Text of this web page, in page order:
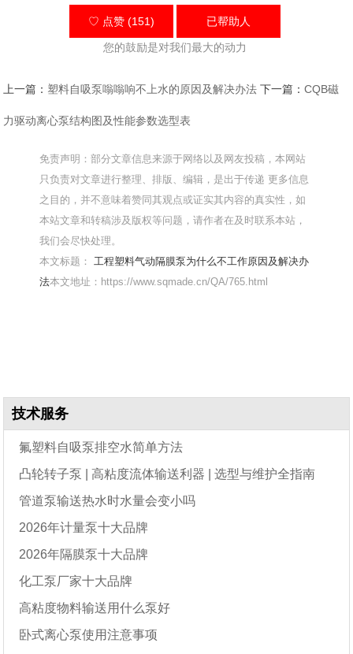
♡ 点赞 (151) 已帮助 人
您的鼓励是对我们最大的动力
上一篇： 塑料自吸泵嗡嗡响不上水的原因及解决办法 下一篇：CQB磁
力驱动离心泵结构图及性能参数选型表
免责声明：部分文章信息来源于网络以及网友投稿，本网站
只负责对文章进行整理、排版、编辑，是出于传递 更多信息
之目的，并不意味着赞同其观点或证实其内容的真实性，如
本站文章和转稿涉及版权等问题，请作者在及时联系本站，
我们会尽快处理。
本文标题： 工程塑料气动隔膜泵为什么不工作原因及解决办
法本文地址：https://www.sqmade.cn/QA/765.html
技术服务
氟塑料自吸泵排空水简单方法
凸轮转子泵 | 高粘度流体输送利器 | 选型与维护全指南
管道泵输送热水时水量会变小吗
2026年计量泵十大品牌
2026年隔膜泵十大品牌
化工泵厂家十大品牌
高粘度物料输送用什么泵好
卧式离心泵使用注意事项